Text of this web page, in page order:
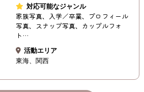
対応可能なジャンル
家族写真、入学／卒業、プロフィール
写真、スナップ写真、カップルフォ
ト…
活動エリア
東海
関西